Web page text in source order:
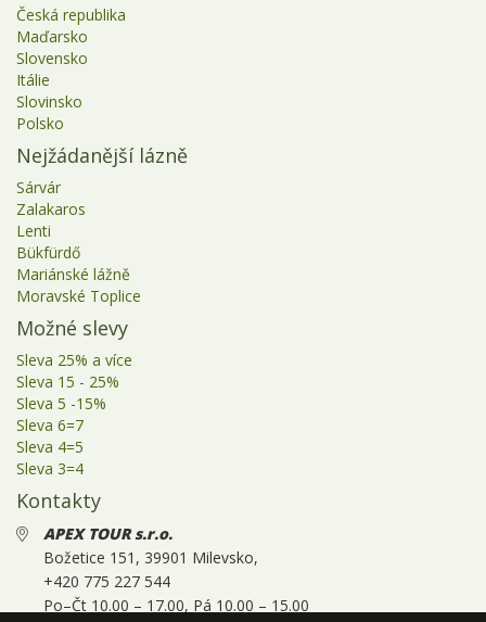
Česká republika
Maďarsko
Slovensko
Itálie
Slovinsko
Polsko
Nejžádanější lázně
Sárvár
Zalakaros
Lenti
Bükfürdő
Mariánské lážně
Moravské Toplice
Možné slevy
Sleva 25% a více
Sleva 15 - 25%
Sleva 5 -15%
Sleva 6=7
Sleva 4=5
Sleva 3=4
Kontakty
.
APEX TOUR s.r.o.
Božetice 151, 39901 Milevsko,
+420 775 227 544
Po–Čt 10.00 – 17.00, Pá 10.00 – 15.00